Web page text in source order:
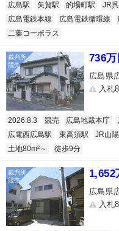
広島駅
矢賀駅 的場町駅 JR
広島電鉄本線
広島電鉄循環線
二葉コーポラス
736
広島県
入札
2026.8.3 競売 広島地裁本庁
広電西広島駅
東高須駅 JR山
土地80m²～
徒歩9分
1,652
広島県
入札